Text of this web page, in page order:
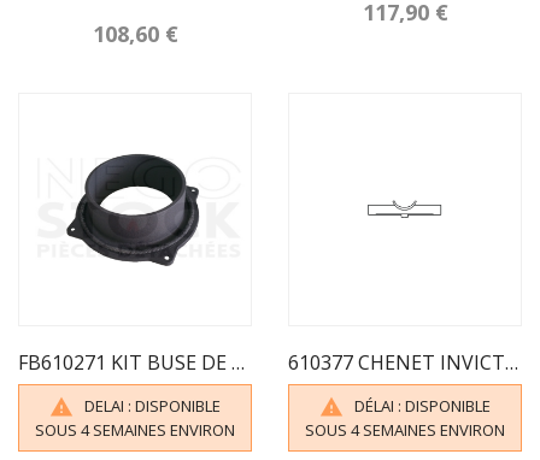
108,60 €
117,90 €
FB610271 KIT BUSE DE 150 INVICTA

DELAI : DISPONIBLE
SOUS 4 SEMAINES ENVIRON
610377 CHENET INVICTA POELE MODENA

DÉLAI : DISPONIBLE
SOUS 4 SEMAINES ENVIRON